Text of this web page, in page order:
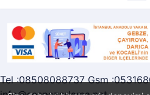
Tel :08508088737 Gsm